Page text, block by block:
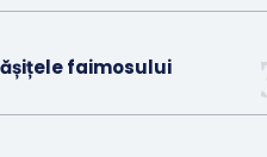
faimosului